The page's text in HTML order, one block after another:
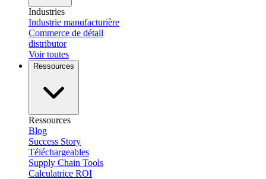
Industries
Industrie manufacturière
Commerce de détail
distributor
Voir toutes
Ressources
Ressources
Blog
Success Story
Téléchargeables
Supply Chain Tools
Calculatrice ROI